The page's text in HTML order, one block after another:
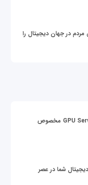
در جهان دیجیتال را
قیمت سرور گرافیکی | خرید GPU Server مخصوص
شما در عصر